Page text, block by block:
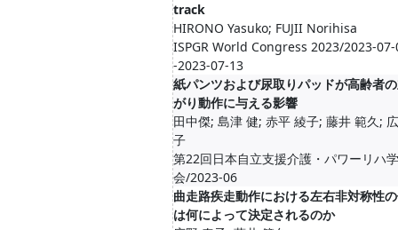
track
HIRONO Yasuko; FUJII Norihisa
ISPGR World Congress 2023/2023-
-2023-07-13
紙パンツおよび尿取りパッドが高齢者
がり動作に与える影響
田中傑; 島津 健; 赤平 綾子; 藤井 範久;
子
第22回日本自立支援介護・パワーリハ
会/2023-06
曲走路疾走動作における左右非対称性
は何によって決定されるのか